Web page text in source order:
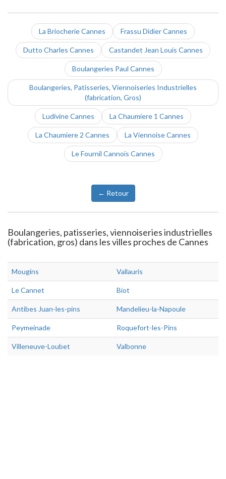
La Briocherie Cannes Frassu Didier Cannes
Dutto Charles Cannes Castandet Jean Louis Cannes
Boulangeries Paul Cannes
Boulangeries, Patisseries, Viennoiseries Industrielles
(fabrication, Gros)
Ludivine Cannes La Chaumiere 1 Cannes
La Chaumiere 2 Cannes La Viennoise Cannes
Le Fournil Cannois Cannes
← Retour
Boulangeries, patisseries, viennoiseries industrielles
(fabrication, gros) dans les villes proches de Cannes
Mougins Vallauris
Le Cannet Biot
Antibes Juan-les-pins Mandelieu-la-Napoule
Peymeinade Roquefort-les-Pins
Villeneuve-Loubet Valbonne